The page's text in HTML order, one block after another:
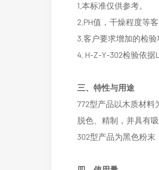
1.本标准仅供参考。
2.PH值，干燥程度等
3.客户要求增加的检验
4. H-Z-Y-302检验依据
三、特性与用途
772型产品以木质材
脱色、精制，并具有
302型产品为黑色粉末